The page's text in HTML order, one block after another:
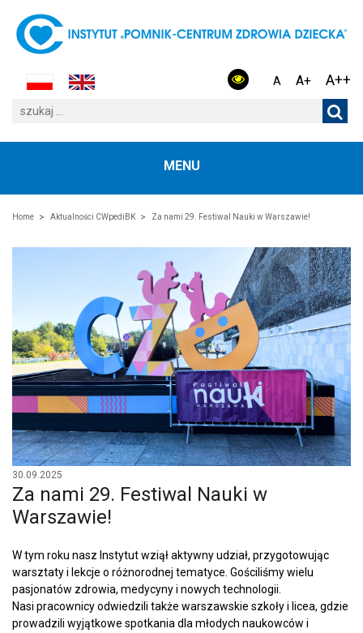
A A+ A++
MENU
Home Aktualności CWpediBK Za nami 29. Festiwal Nauki w Warszawie!
30.09.2025
Za nami 29. Festiwal Nauki w
Warszawie!
W tym roku nasz Instytut wziął aktywny udział, przygotowując
warsztaty i lekcje o różnorodnej tematyce. Gościliśmy wielu
pasjonatów zdrowia, medycyny i nowych technologii.
Nasi pracownicy odwiedzili także warszawskie szkoły i licea, gdzie
prowadzili wyjątkowe spotkania dla młodych naukowców i